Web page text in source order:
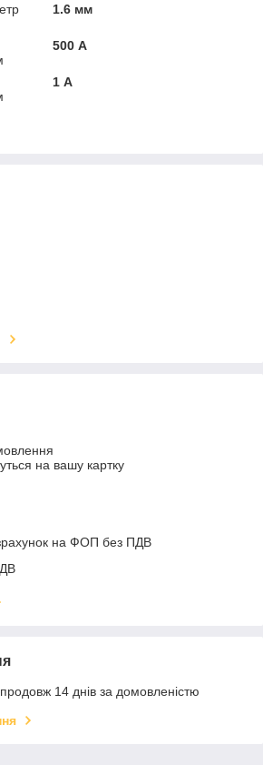
1.6 мм
500 А
1 А
на вашу картку
на ФОП без ПДВ
14 днів за домовленістю